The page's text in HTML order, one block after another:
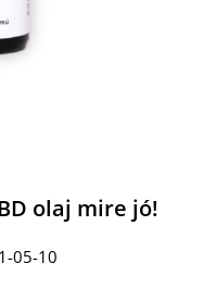
olaj mire jó!
05-10